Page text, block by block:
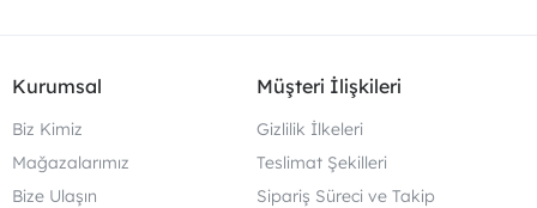
Kurumsal
Biz Kimiz
Mağazalarımız
Bize Ulaşın
Müşteri İlişkileri
Gizlilik İlkeleri
Teslimat Şekilleri
Sipariş Süreci ve Takip